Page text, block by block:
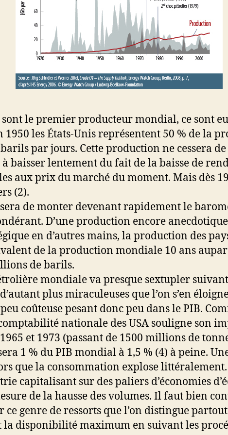
le premier producteur mondial, ce sont
les États-Unis représentent 50 % de la
par jours. Cette production ne cessera
baisser lentement du fait de la baisse de
aux prix du marché du moment. Mais dès
(2).
de monter devenant rapidement le
D’une production encore
en d’autres mains, la production des
de la production mondiale 10 ans
de barils.
mondiale va presque sextupler
plus miraculeuses que l’on s’en
coûteuse pesant donc peu dans le PIB.
nationale des USA souligne son
et 1973 (passant de 1500 millions de
1 % du PIB mondial à 1,5 % (4) à peine.
que la consommation explose
capitalisant sur des paliers d’économies
de la hausse des volumes. Il faut bien
genre de ressorts que l’on distingue
la disponibilité maximum en suivant les